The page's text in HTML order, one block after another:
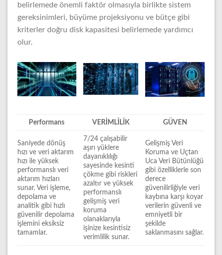
belirlemede önemli faktör olmasıyla birlikte sistem
gereksinimleri, büyüme projeksiyonu ve bütçe gibi
kriterler doğru disk kapasitesi belirlemede yardımcı
olur.
Performans VERİMLİLİK GÜVEN
Saniyede dönüş
hızı ve veri aktarım
hızı ile yüksek
performanslı veri
aktarım hızları
sunar. Veri işleme,
depolama ve
analitik gibi hızlı
güvenilir depolama
işlemini eksiksiz
tamamlar.
7/24 çalışabilir
aşırı yüklere
dayanıklılığı
sayesinde kesinti
çökme gibi riskleri
azaltır ve yüksek
performanslı
gelişmiş veri
koruma
olanaklarıyla
işinize kesintisiz
verimlilik sunar.
Gelişmiş Veri
Koruma ve Uçtan
Uca Veri Bütünlüğü
gibi özelliklerle son
derece
güvenilirliğiyle veri
kaybına karşı koyar
verilerin güvenli ve
emniyetli bir
şekilde
saklanmasını sağlar.